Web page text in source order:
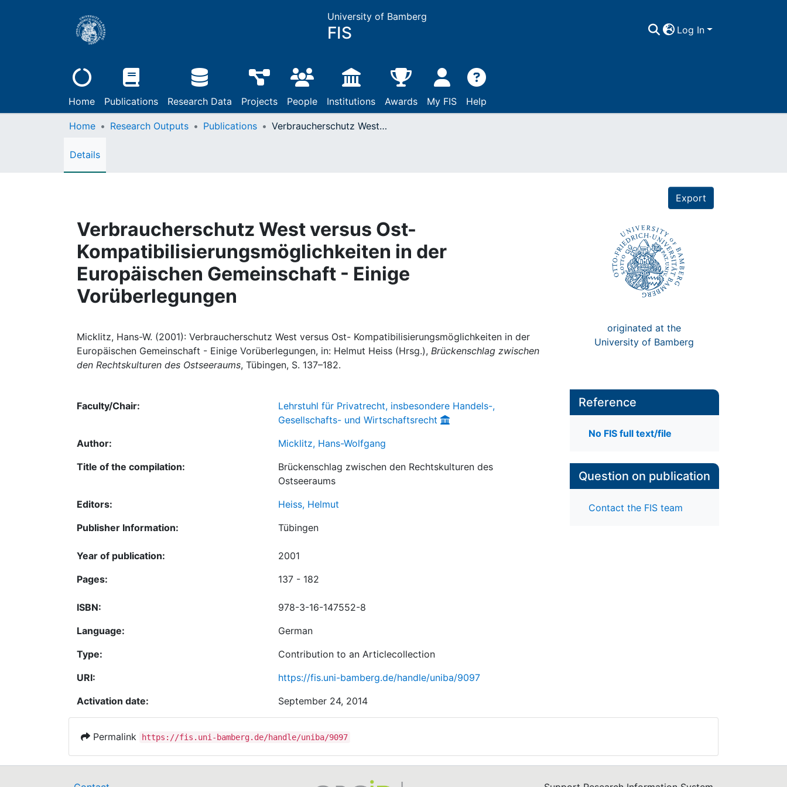
University of Bamberg
FIS Log In
Home Publications Research Data Projects People Institutions Awards My FIS Help
Home Research Outputs Publications Verbraucherschutz West versus Ost- Kompatibilisierungsmöglichkeiten in der Europäischen Gemeinschaft - Einige Vorüberlegungen
Details
Export
Verbraucherschutz West versus Ost-
Kompatibilisierungsmöglichkeiten in der
Europäischen Gemeinschaft - Einige
Vorüberlegungen
Micklitz, Hans-W. (2001): Verbraucherschutz West versus Ost- Kompatibilisierungsmöglichkeiten in der
Europäischen Gemeinschaft - Einige Vorüberlegungen, in: Helmut Heiss (Hrsg.), Brückenschlag zwischen
den Rechtskulturen des Ostseeraums, Tübingen, S. 137–182.
originated at the
University of Bamberg
Faculty/Chair:
Lehrstuhl für Privatrecht, insbesondere Handels-,
Gesellschafts- und Wirtschaftsrecht
Author:
Micklitz, Hans-Wolfgang
Title of the compilation:
Brückenschlag zwischen den Rechtskulturen des
Ostseeraums
Editors:
Heiss, Helmut
Publisher Information:
Tübingen
Year of publication:
2001
Pages:
137 - 182
ISBN:
978-3-16-147552-8
Language:
German
Type:
Contribution to an Articlecollection
URI:
https://fis.uni-bamberg.de/handle/uniba/9097
Activation date:
September 24, 2014
Reference
No FIS full text/file
Question on publication
Contact the FIS team
Permalink https://fis.uni-bamberg.de/handle/uniba/9097